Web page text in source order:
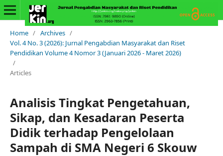
Home / Archives /
Vol. 4 No. 3 (2026): Jurnal Pengabdian Masyarakat dan Riset
Pendidikan Volume 4 Nomor 3 (Januari 2026 - Maret 2026)
/
Articles
Analisis Tingkat Pengetahuan,
Sikap, dan Kesadaran Peserta
Didik terhadap Pengelolaan
Sampah di SMA Negeri 6 Skouw